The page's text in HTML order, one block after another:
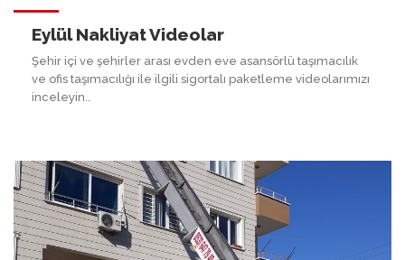
Eylül Nakliyat Videolar
Şehir içi ve şehirler arası evden eve asansörlü taşımacılık
ve ofis taşımacılığı ile ilgili sigortalı paketleme videolarımızı
inceleyin..